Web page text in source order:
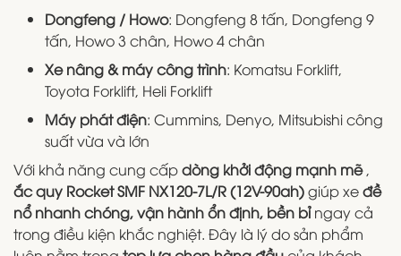
Dongfeng / Howo: Dongfeng 8 tấn, Dongfeng 9
tấn, Howo 3 chân, Howo 4 chân
Xe nâng & máy công trình: Komatsu Forklift,
Toyota Forklift, Heli Forklift
Máy phát điện: Cummins, Denyo, Mitsubishi công
suất vừa và lớn
Với khả năng cung cấpdòng khởi động mạnh mẽ,
ắc quy Rocket SMF NX120-7L/R (12V-90ah)giúp xeđề
nổ nhanh chóng, vận hành ổn định, bền bỉngay cả
trong điều kiện khắc nghiệt. Đây là lý do sản phẩm